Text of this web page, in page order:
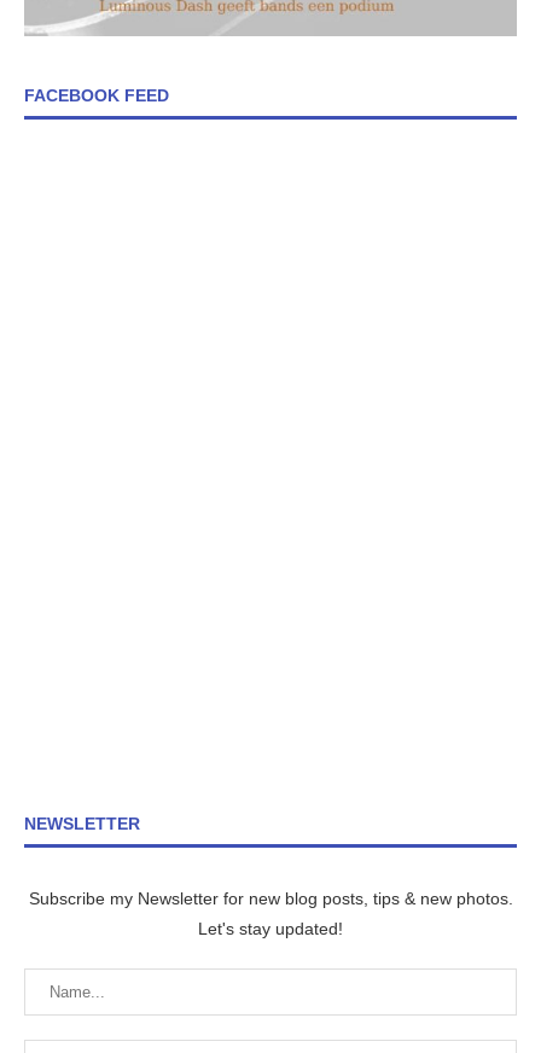
FACEBOOK FEED
NEWSLETTER
Subscribe my Newsletter for new blog posts, tips & new photos.
Let's stay updated!